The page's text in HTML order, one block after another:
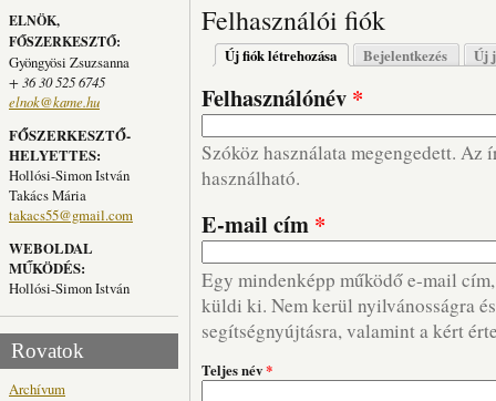
ELNÖK,
FŐSZERKESZTŐ:
Gyöngyösi Zsuzsanna
+ 36 30 525 6745
elnok@kame.hu
FŐSZERKESZTŐ-
HELYETTES:
Hollósi-Simon István
Takács Mária
takacs55@gmail.com
WEBOLDAL
MŰKÖDÉS:
Hollósi-Simon István
Rovatok
Archívum
Felhasználói fiók
Elsődleges fülek
Új fiók létrehozása (aktív fül)
Bejelentkezés Új
Felhasználónév *
Szóköz használata megengedett. Az
használható.
E-mail cím *
Egy mindenképp működő e-mail
küldi ki. Nem kerül nyilvánosságra
segítségnyújtásra, valamint a kért
Teljes név*